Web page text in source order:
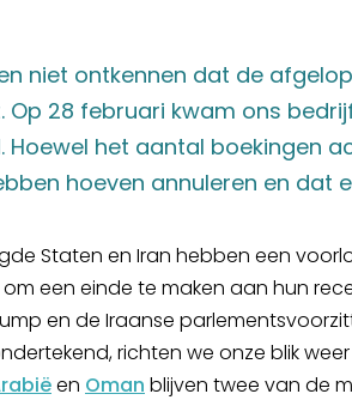
niet ontkennen dat de
Op 28 februari kwam ons
Hoewel het aantal boekingen
hoeven annuleren en dat
Staten en Iran hebben een
een einde te maken aan hun
en de Iraanse
richten we onze blik
en Oman blijven twee van de